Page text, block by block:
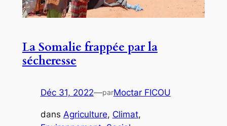
La Somalie frappée par la
sécheresse
Déc 31, 2022—parMoctar FICOU
dans Agriculture, Climat